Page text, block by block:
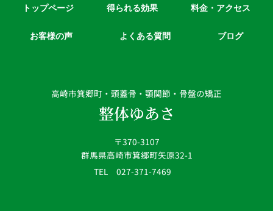
高崎市箕郷町・頭蓋骨・顎関節・骨盤の矯正
整体ゆあさ
〒370-3107
群馬県高崎市箕郷町矢原32-1
TEL 027-371-7469
トップページ 得られる効果 料金・アクセス
お客様の声 よくある質問 ブログ